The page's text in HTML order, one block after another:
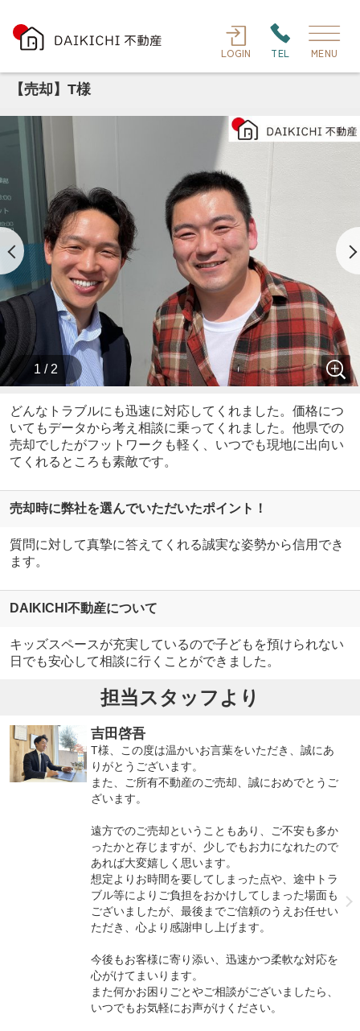
LOGIN TEL MENU
【売却】T様
1 / 2
どんなトラブルにも迅速に対応してくれました。価格につ
いてもデータから考え相談に乗ってくれました。他県での
売却でしたがフットワークも軽く、いつでも現地に出向い
てくれるところも素敵です。
売却時に弊社を選んでいただいたポイント！
質問に対して真摯に答えてくれる誠実な姿勢から信用でき
ます。
DAIKICHI不動産について
キッズスペースが充実しているので子どもを預けられない
日でも安心して相談に行くことができました。
担当スタッフより
吉田啓吾
T様、この度は温かいお言葉をいただき、誠にあ
りがとうございます。
また、ご所有不動産のご売却、誠におめでとうご
ざいます。
遠方でのご売却ということもあり、ご不安も多か
ったかと存じますが、少しでもお力になれたので
あれば大変嬉しく思います。
想定よりお時間を要してしまった点や、途中トラ
ブル等によりご負担をおかけしてしまった場面も
ございましたが、最後までご信頼のうえお任せい
ただき、心より感謝申し上げます。
今後もお客様に寄り添い、迅速かつ柔軟な対応を
心がけてまいります。
また何かお困りごとやご相談がございましたら、
いつでもお気軽にお声がけください。